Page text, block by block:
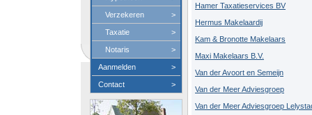
Verzekeren >
Taxatie >
Notaris >
Aanmelden >
Contact >
Hamer Taxatieservices BV
Hermus Makelaardij
Kam & Bronotte Makelaars
Maxi Makelaars B.V.
Van der Avoort en Semeijn
Van der Meer Adviesgroep
Van der Meer Adviesgroep